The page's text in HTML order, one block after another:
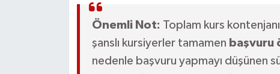
Önemli Not: Toplam kurs kontenjanı
şanslı kursiyerler tamamen başvuru
nedenle başvuru yapmayı düşünen